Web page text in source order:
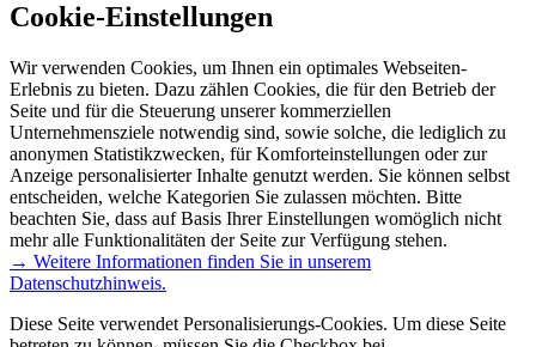
Cookie-Einstellungen
Wir verwenden Cookies, um Ihnen ein optimales Webseiten-
Erlebnis zu bieten. Dazu zählen Cookies, die für den Betrieb der
Seite und für die Steuerung unserer kommerziellen
Unternehmensziele notwendig sind, sowie solche, die lediglich zu
anonymen Statistikzwecken, für Komforteinstellungen oder zur
Anzeige personalisierter Inhalte genutzt werden. Sie können selbst
entscheiden, welche Kategorien Sie zulassen möchten. Bitte
beachten Sie, dass auf Basis Ihrer Einstellungen womöglich nicht
mehr alle Funktionalitäten der Seite zur Verfügung stehen.
→ Weitere Informationen finden Sie in unserem
Datenschutzhinweis.
Diese Seite verwendet Personalisierungs-Cookies. Um diese Seite